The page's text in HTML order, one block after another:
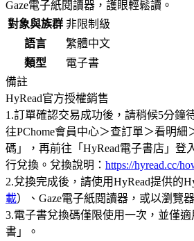
Gaze電子紙閱讀器，護眼輕鬆讀。
對象與族群 非限制級
語言
繁體中文
類型
電子書
備註
HyRead官方授權銷售
1.訂單確認交易成功後，請稍候5分鐘
往PChome會員中心＞查訂單＞看明細
碼」，再前往「HyRead電子書店」登
行兌換。兌換說明： https://hyread.cc/
2.兌換完成後，請使用HyRead提供的
載）、Gaze電子紙閱讀器，或以瀏覽
3.電子書兌換碼僅限使用一次，並僅適
書」。